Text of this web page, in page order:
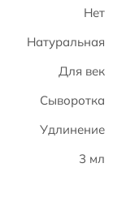
Нет
Натуральная
Для век
Сыворотка
Удлинение
3 мл